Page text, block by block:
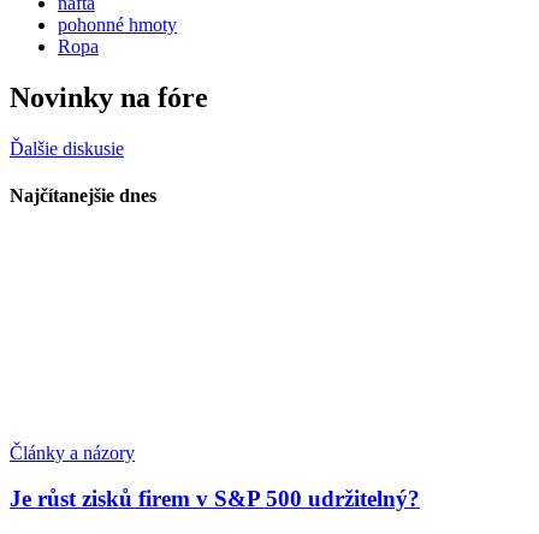
pohonné hmoty
Ropa
Novinky na fóre
Ďalšie diskusie
Najčítanejšie dnes
Články a názory
Je růst zisků firem v S&P 500 udržitelný?